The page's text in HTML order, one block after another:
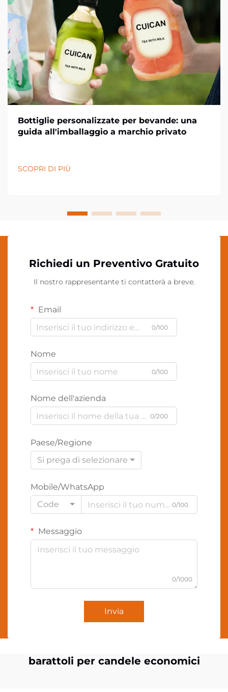
Bottiglie personalizzate per bevande: una
guida all'imballaggio a marchio privato
SCOPRI DI PIÙ
Richiedi un Preventivo Gratuito
Il nostro rappresentante ti contatterà a breve.
Email
0/100
Nome
0/100
Nome dell'azienda
0/200
Paese/Regione
Si prega di selezionare
Mobile/WhatsApp
Code
0/100
Messaggio
0/1000
Invia
barattoli per candele economici